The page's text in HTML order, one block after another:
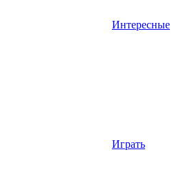
Интересные
Играть